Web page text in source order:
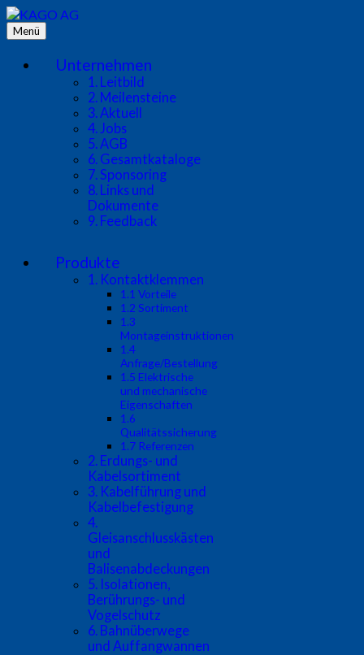
Zum
Inhalt
springen
KAGO AG
Wenn's um die Bahn geht! – Our business is rail networks!
Menü
Unternehmen
1. Leitbild
2. Meilensteine
3. Aktuell
4. Jobs
5. AGB
6. Gesamtkataloge
7. Sponsoring
8. Links und
Dokumente
9. Feedback
Produkte
1. Kontaktklemmen
1.1 Vorteile
1.2 Sortiment
1.3
Montageinstruktionen
1.4
Anfrage/Bestellung
1.5 Elektrische
und mechanische
Eigenschaften
1.6
Qualitätssicherung
1.7 Referenzen
2. Erdungs- und
Kabelsortiment
3. Kabelführung und
Kabelbefestigung
4.
Gleisanschlusskästen
und
Balisenabdeckungen
5. Isolationen,
Berührungs- und
Vogelschutz
6. Bahnüberwege
und Auffangwannen